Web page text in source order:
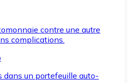
contre une autre
complications.
dans un portefeuille auto-